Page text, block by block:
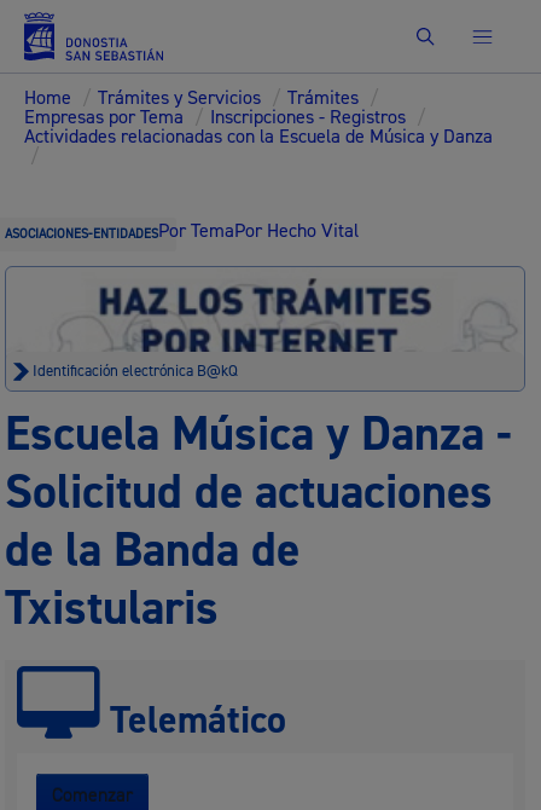
Buscar
Home / Trámites y Servicios / Trámites /
Empresas por Tema / Inscripciones - Registros /
Actividades relacionadas con la Escuela de Música y Danza
/
ASOCIACIONES-ENTIDADESPor TemaPor Hecho Vital
Identificación electrónica B@kQ
Escuela Música y Danza -
Solicitud de actuaciones
de la Banda de
Txistularis
Telemático
Comenzar